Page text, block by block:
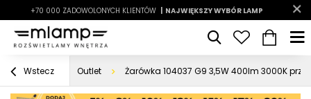
-7% LATO7
+70 000 ZADOWOLONYCH KLIENTÓW | NAJWIĘKSZY WYBÓR LAMP
| |
Wstecz Outlet Żarówka 104037 G9 3,5W 400lm 3000K